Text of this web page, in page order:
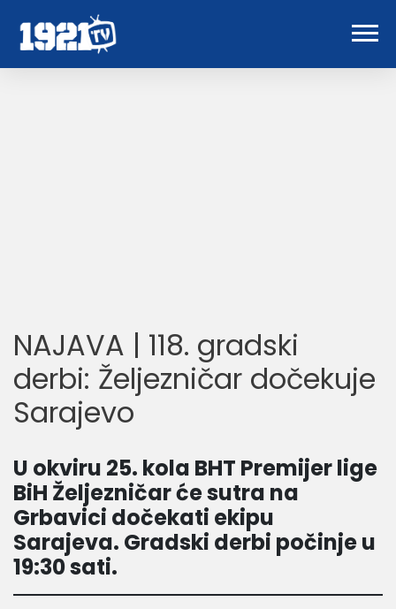
NAJAVA | 118. gradski
derbi: Željezničar dočekuje
Sarajevo
U okviru 25. kola BHT Premijer lige
BiH Željezničar će sutra na
Grbavici dočekati ekipu
Sarajeva. Gradski derbi počinje u
19:30 sati.